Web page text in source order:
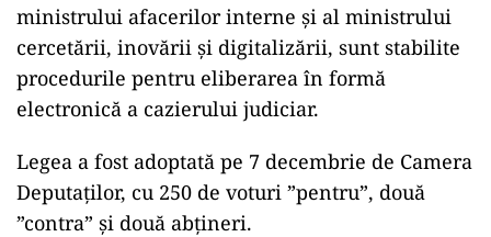
ministrului afacerilor interne şi al ministrului
cercetării, inovării şi digitalizării, sunt stabilite
procedurile pentru eliberarea în formă
electronică a cazierului judiciar.
Legea a fost adoptată pe 7 decembrie de Camera
Deputaților, cu 250 de voturi ”pentru”, două
”contra” și două abțineri.